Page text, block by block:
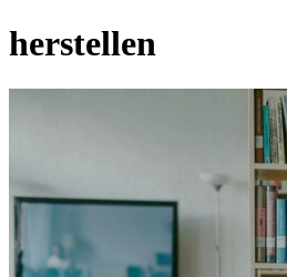
herstellen